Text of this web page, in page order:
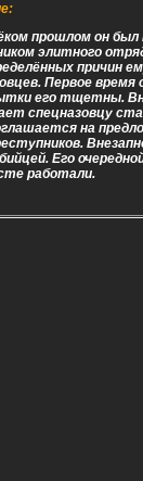
прошлом он
элитного
причин
Первое
его тщетны.
спецназовцу
на
Его
работали.